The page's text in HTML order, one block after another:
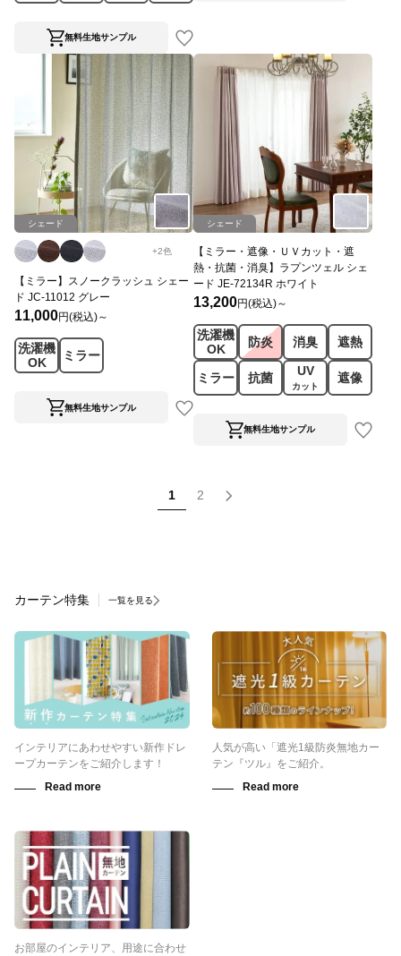
無料生地サンプル
シェード
+2色
【ミラー】スノークラッシュ シェー
ド JC-11012 グレー
11,000円(税込)～
洗濯機
OK
ミラー
無料生地サンプル
シェード
【ミラー・遮像・ＵＶカット・遮
熱・抗菌・消臭】ラプンツェル シェ
ード JE-72134R ホワイト
13,200円(税込)～
洗濯機
OK
防炎 消臭 遮熱
ミラー 抗菌 UV
カット
遮像
無料生地サンプル
1 2
カーテン特集 一覧を見る
インテリアにあわせやすい新作ドレ
ープカーテンをご紹介します！
人気が高い「遮光1級防炎無地カー
テン『ツル』をご紹介。
お部屋のインテリア、用途に合わせ